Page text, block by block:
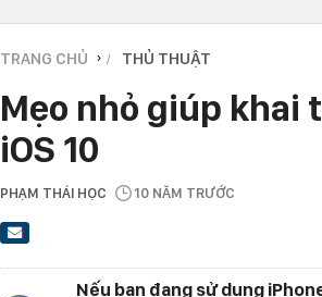
TRANG CHỦ › THỦ THUẬT
Mẹo nhỏ giúp khai
iOS 10
PHẠM THÁI HỌC 10 NĂM TRƯỚC
Nếu bạn đang sử dụng